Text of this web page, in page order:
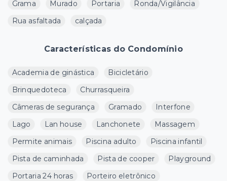
Grama
Murado Portaria
Ronda/Vigilância
Rua asfaltada
calçada
Características do Condomínio
Academia de ginástica
Bicicletário
Brinquedoteca
Churrasqueira
Câmeras de segurança
Gramado
Interfone
Lago
Lan house Lanchonete
Massagem
Permite animais
Piscina adulto
Piscina infantil
Pista de caminhada
Pista de cooper
Playground
Portaria 24 horas
Porteiro eletrônico